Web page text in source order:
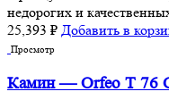
недорогих и
25,393 ₽ Добавить в
Просмотр
Камин — Orfeo T 76